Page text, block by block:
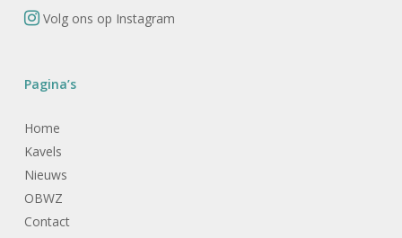
Volg ons op Instagram
Pagina’s
Home
Kavels
Nieuws
OBWZ
Contact